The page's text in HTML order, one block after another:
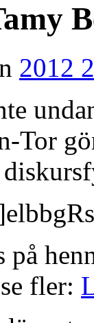
2012
Tor
på
fler: